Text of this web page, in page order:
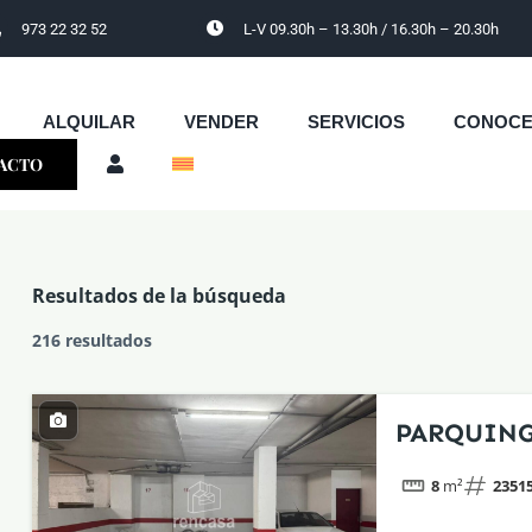
973 22 32 52 L-V 09.30h – 13.30h / 16.30h – 20.30h
ALQUILAR VENDER SERVICIOS
Resultados de la búsqueda
216 resultados
8 m²